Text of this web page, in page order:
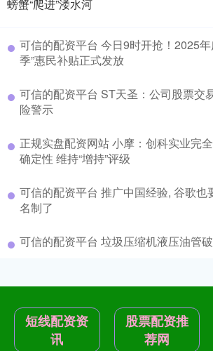
螃蟹“爬进”溇水河
可信的配资平台 今日9时开抢！2025
季”惠民补贴正式发放
可信的配资平台 ST天圣：公司股票交
险警示
正规实盘配资网站 小摩：创科实业完
确定性 维持“增持”评级
可信的配资平台 推广中国经验, 谷歌也
名制了
可信的配资平台 垃圾压缩机液压油管
短线配资资
讯
股票配资推
荐网